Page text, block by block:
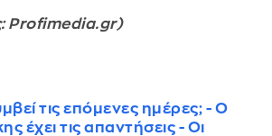
Profimedia.gr)
τις επόμενες ημέρες; - Ο
έχει τις απαντήσεις - Οι